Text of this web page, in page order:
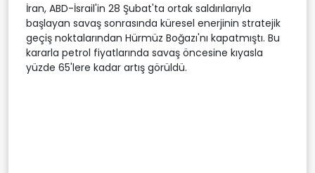
İran, ABD-İsrail'in 28 Şubat'ta ortak saldırılarıyla
başlayan savaş sonrasında küresel enerjinin stratejik
geçiş noktalarından Hürmüz Boğazı'nı kapatmıştı. Bu
kararla petrol fiyatlarında savaş öncesine kıyasla
yüzde 65'lere kadar artış görüldü.